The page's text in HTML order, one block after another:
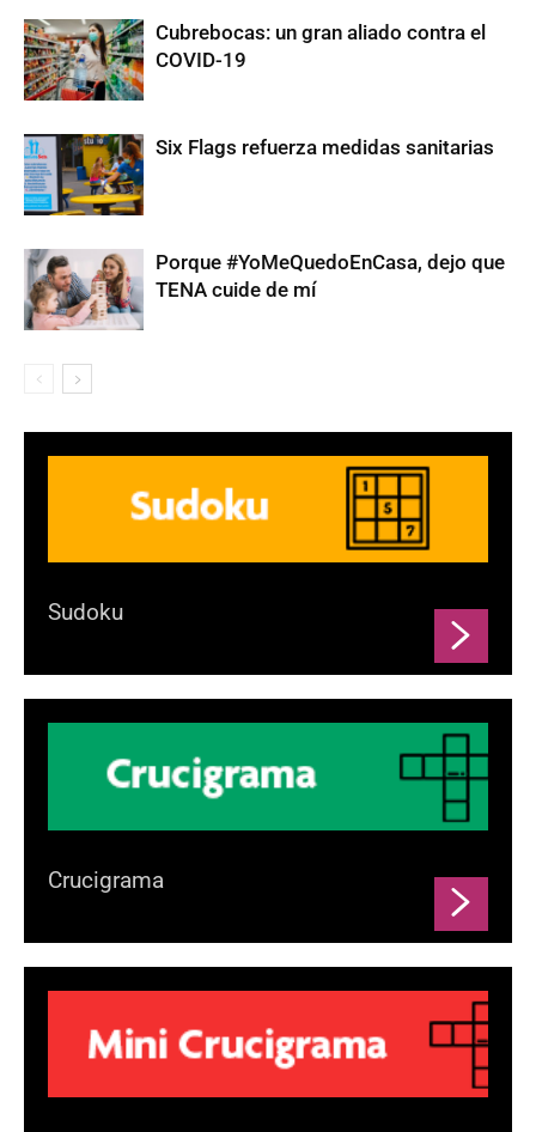
Cubrebocas: un gran aliado contra el
COVID-19
Six Flags refuerza medidas sanitarias
Porque #YoMeQuedoEnCasa, dejo que
TENA cuide de mí
Sudoku
Crucigrama